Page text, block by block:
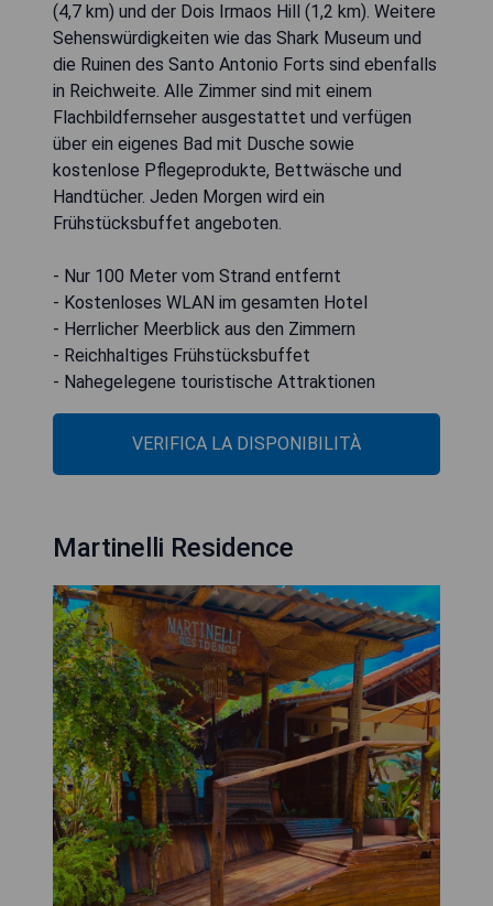
(4,7 km) und der Dois Irmaos Hill (1,2 km). Weitere
Sehenswürdigkeiten wie das Shark Museum und
die Ruinen des Santo Antonio Forts sind ebenfalls
in Reichweite. Alle Zimmer sind mit einem
Flachbildfernseher ausgestattet und verfügen
über ein eigenes Bad mit Dusche sowie
kostenlose Pflegeprodukte, Bettwäsche und
Handtücher. Jeden Morgen wird ein
Frühstücksbuffet angeboten.
- Nur 100 Meter vom Strand entfernt
- Kostenloses WLAN im gesamten Hotel
- Herrlicher Meerblick aus den Zimmern
- Reichhaltiges Frühstücksbuffet
- Nahegelegene touristische Attraktionen
VERIFICA LA DISPONIBILITÀ
Martinelli Residence